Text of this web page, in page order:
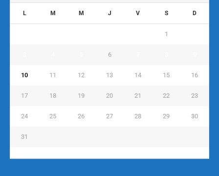
L M M J V S D
1
6
10 11 12 13 14 15 16
17 18 19 20 21 22 23
24 25 26 27 28 29 30
31